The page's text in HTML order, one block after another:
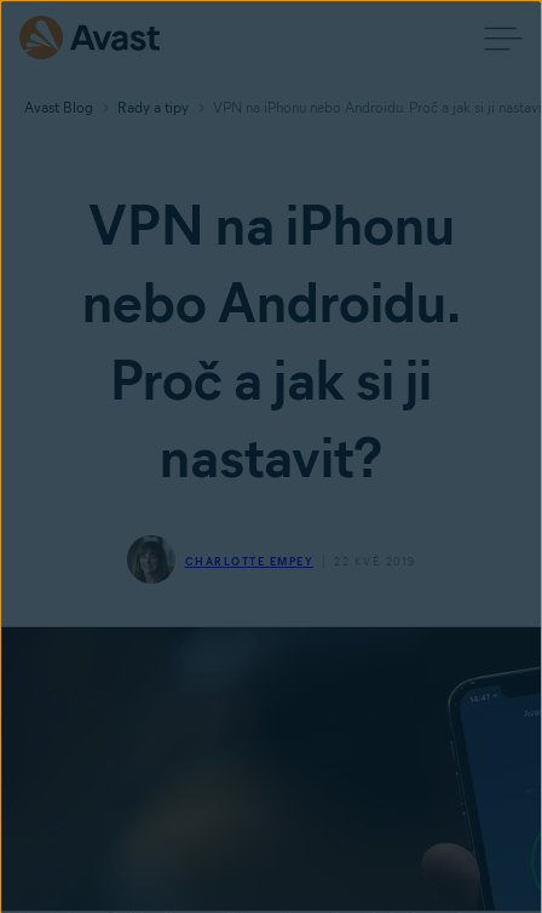
Avast Blog Rady a tipy VPN na iPhonu nebo Androidu. Proč a jak si ji
VPN na iPhonu
nebo Androidu.
Proč a jak si ji
nastavit?
CHARLOTTE EMPEY 22 KVĚ 2019